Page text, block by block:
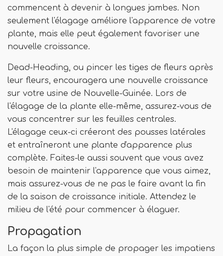
commencent à devenir à longues jambes. Non
seulement l'élagage améliore l'apparence de votre
plante, mais elle peut également favoriser une
nouvelle croissance.
Dead-Heading, ou pincer les tiges de fleurs après
leur fleurs, encouragera une nouvelle croissance
sur votre usine de Nouvelle-Guinée. Lors de
l'élagage de la plante elle-même, assurez-vous de
vous concentrer sur les feuilles centrales.
L'élagage ceux-ci créeront des pousses latérales
et entraîneront une plante d'apparence plus
complète. Faites-le aussi souvent que vous avez
besoin de maintenir l'apparence que vous aimez,
mais assurez-vous de ne pas le faire avant la fin
de la saison de croissance initiale. Attendez le
milieu de l'été pour commencer à élaguer.
Propagation
La façon la plus simple de propager les impatiens